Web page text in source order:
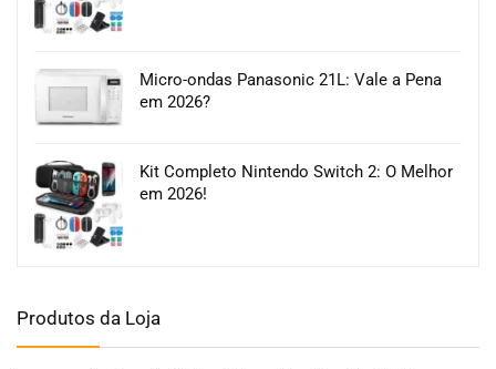
Micro-ondas Panasonic 21L: Vale a Pena
em 2026?
Kit Completo Nintendo Switch 2: O Melhor
em 2026!
Produtos da Loja